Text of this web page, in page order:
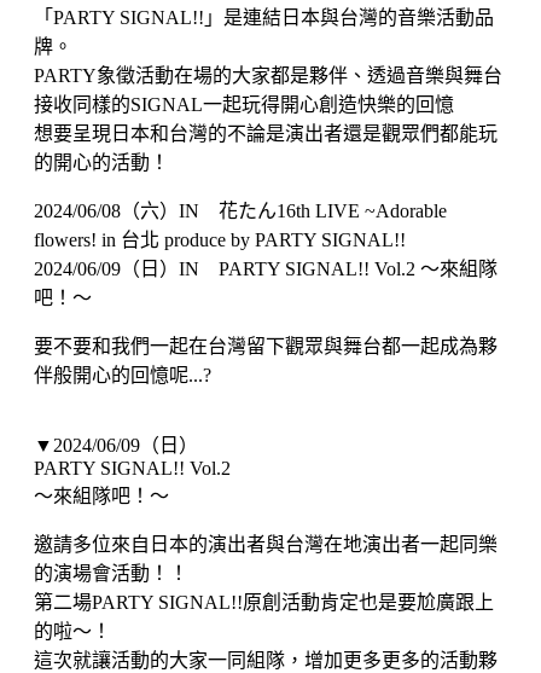
「PARTY SIGNAL!!」是連結日本與台灣的音樂活動品
牌。
PARTY象徵活動在場的大家都是夥伴、透過音樂與舞台
接收同樣的SIGNAL一起玩得開心創造快樂的回憶
想要呈現日本和台灣的不論是演出者還是觀眾們都能玩
的開心的活動！
2024/06/08（六）IN 花たん16th LIVE ~Adorable
flowers! in 台北 produce by PARTY SIGNAL!!
2024/06/09（日）IN PARTY SIGNAL!! Vol.2 ～來組隊
吧！～
要不要和我們一起在台灣留下觀眾與舞台都一起成為夥
伴般開心的回憶呢...?
▼2024/06/09（日）
PARTY SIGNAL!! Vol.2
～來組隊吧！～
邀請多位來自日本的演出者與台灣在地演出者一起同樂
的演場會活動！！
第二場PARTY SIGNAL!!原創活動肯定也是要尬廣跟上
的啦～！
這次就讓活動的大家一同組隊，增加更多更多的活動夥